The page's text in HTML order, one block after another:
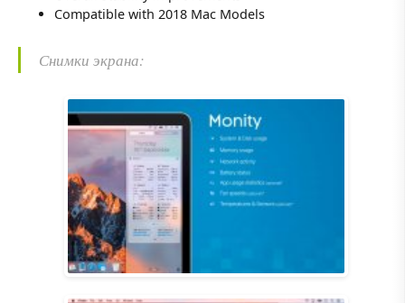
Compatible with 2018 Mac Models
Снимки экрана: